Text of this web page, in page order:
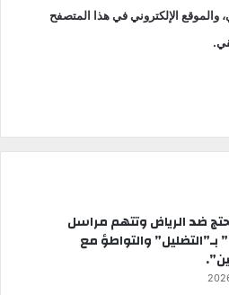
والموقع الإلكتروني في هذا المتصفح
ضد الرياض وتتهم مراسل
بـ”التضليل” والتواطؤ مع